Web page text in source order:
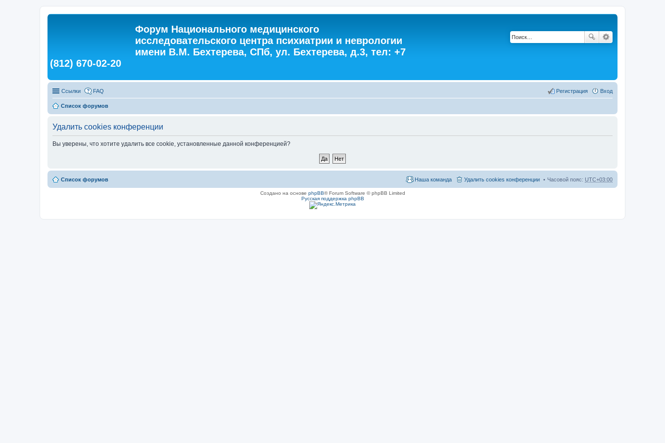
Форум Национального медицинского
исследовательского центра психиатрии и неврологии
имени В.М. Бехтерева, СПб, ул. Бехтерева, д.3, тел: +7
(812) 670-02-20
Ссылки FAQ Вход
Регистрация
Список форумов
Удалить cookies конференции
Вы уверены, что хотите удалить все cookie, установленные данной конференцией?
Список форумов Часовой пояс: UTC+03:00
Удалить cookies конференции
Наша команда
Создано на основе phpBB® Forum Software © phpBB Limited
Русская поддержка phpBB